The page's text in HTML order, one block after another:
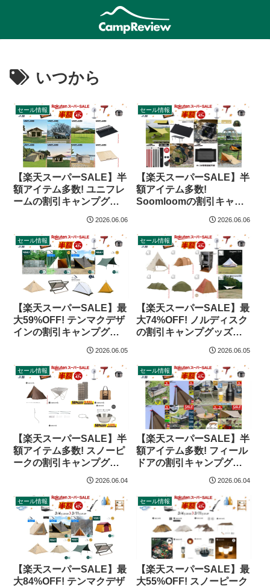
いつから
セール情報
【楽天スーパーSALE】半
額アイテム多数! ユニフレ
ームの割引キャンプグッ
2026.06.06
セール情報
【楽天スーパーSALE】半
額アイテム多数!
Soomloomの割引キャン
2026.06.06
セール情報
【楽天スーパーSALE】最
大59%OFF! テンマクデザ
インの割引キャンプグッ
2026.06.05
セール情報
【楽天スーパーSALE】最
大74%OFF! ノルディスク
の割引キャンプグッズ
2026.06.05
セール情報
【楽天スーパーSALE】半
額アイテム多数! スノーピ
ークの割引キャンプグッ
2026.06.04
セール情報
【楽天スーパーSALE】半
額アイテム多数! フィール
ドアの割引キャンプグッ
2026.06.04
セール情報
【楽天スーパーSALE】最
大84%OFF! テンマクデザ
セール情報
【楽天スーパーSALE】最
大55%OFF! スノーピーク